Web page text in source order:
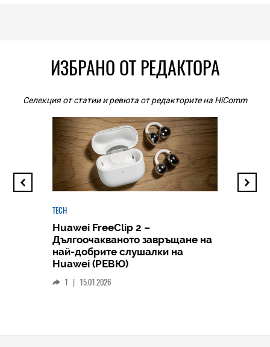
ИЗБРАНО ОТ РЕДАКТОРА
Селекция от статии и ревюта от редакторите на HiComm
TECH
Huawei FreeClip 2 –
Дългоочакваното завръщане на
най-добрите слушалки на
Huawei (РЕВЮ)
1 | 15.01.2026